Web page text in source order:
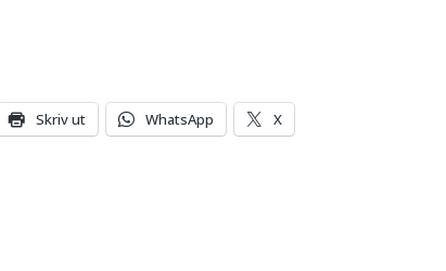
Skriv ut WhatsApp X